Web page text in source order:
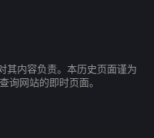
其内容负责。本历史页面谨为
询网站的即时页面。